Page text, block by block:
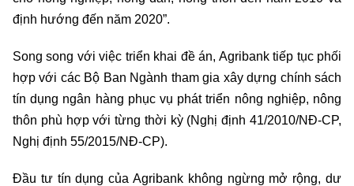
định hướng đến năm 2020”.
Song song với việc triển khai đề án, Agribank tiếp tục phối
hợp với các Bộ Ban Ngành tham gia xây dựng chính sách
tín dụng ngân hàng phục vụ phát triển nông nghiệp, nông
thôn phù hợp với từng thời kỳ (Nghị định 41/2010/NĐ-CP,
Nghị định 55/2015/NĐ-CP).
Đầu tư tín dụng của Agribank không ngừng mở rộng, dư